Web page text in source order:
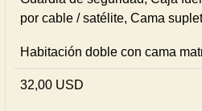
por cable / satélite, Cama
Habitación doble con cama
32,00 USD